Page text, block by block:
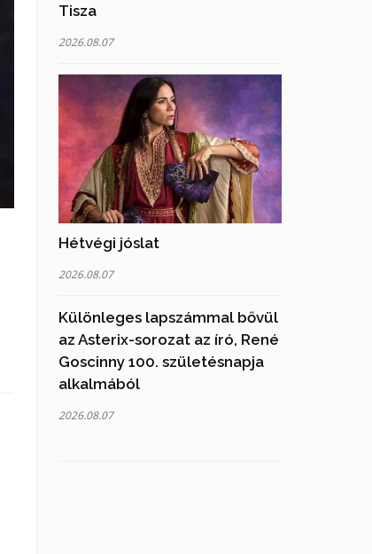
Tisza
2026.08.07
Hétvégi jóslat
2026.08.07
Különleges lapszámmal bővül
az Asterix-sorozat az író, René
Goscinny 100. születésnapja
alkalmából
2026.08.07